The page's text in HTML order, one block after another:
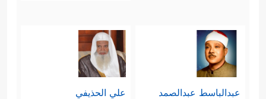
عبدالباسط عبدالصمد علي الحذيفي